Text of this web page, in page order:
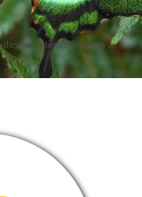
insectes À environ ...